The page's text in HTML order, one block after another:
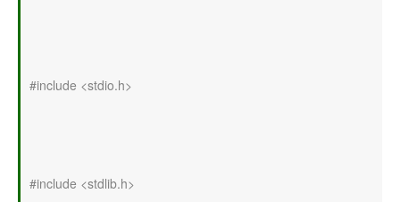
#include <stdio.h>
#include <stdlib.h>